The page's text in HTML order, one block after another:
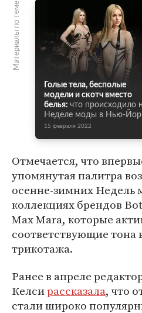
Материалы по теме
Голые тела, бесполые
модели и скотч вместо
белья: что происходило
Неделе моды в Нью-
15 февраля 2022
Отмечается, что
упомянутая палитра
осенне-зимних Недель
коллекциях брендов
Max Mara, которые
соответствующие тона
трикотажа.
Ранее в апреле
Келсирассказала, что
стали широко